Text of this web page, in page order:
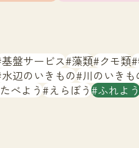
基盤サービス 藻類 クモ類
水辺のいきもの 川のいきも
たべよう えらぼう ふれよ